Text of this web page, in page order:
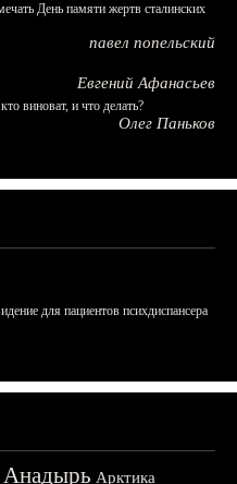
День памяти жертв сталинских
павел попельский
Евгений Афанасьев
виноват, и что делать?
Олег Паньков
для пациентов психдиспансера
Анадырь Арктика